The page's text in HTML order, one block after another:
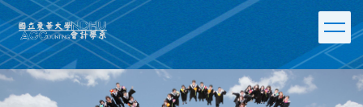
Jump
to
the
main
content
block